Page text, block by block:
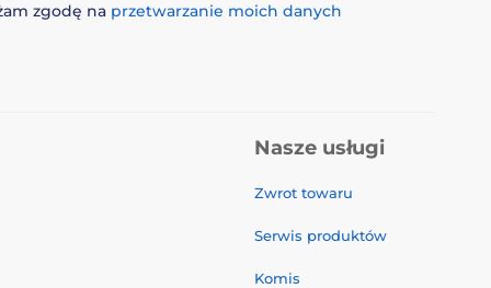
zgodę na przetwarzanie moich danych
Nasze usługi
Zwrot towaru
Serwis produktów
Komis